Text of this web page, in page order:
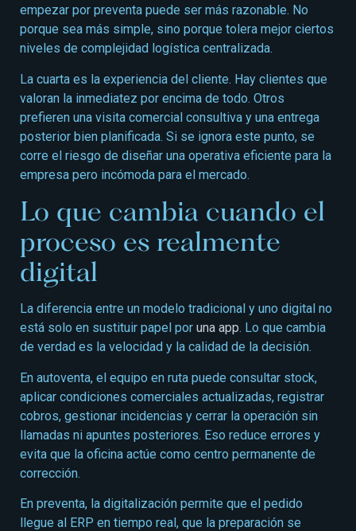
empezar por preventa puede ser más razonable. No
porque sea más simple, sino porque tolera mejor ciertos
niveles de complejidad logística centralizada.
La cuarta es la experiencia del cliente. Hay clientes que
valoran la inmediatez por encima de todo. Otros
prefieren una visita comercial consultiva y una entrega
posterior bien planificada. Si se ignora este punto, se
corre el riesgo de diseñar una operativa eficiente para la
empresa pero incómoda para el mercado.
Lo que cambia cuando el
proceso es realmente
digital
La diferencia entre un modelo tradicional y uno digital no
está solo en sustituir papel por una app. Lo que cambia
de verdad es la velocidad y la calidad de la decisión.
En autoventa, el equipo en ruta puede consultar stock,
aplicar condiciones comerciales actualizadas, registrar
cobros, gestionar incidencias y cerrar la operación sin
llamadas ni apuntes posteriores. Eso reduce errores y
evita que la oficina actúe como centro permanente de
corrección.
En preventa, la digitalización permite que el pedido
llegue al ERP en tiempo real, que la preparación se